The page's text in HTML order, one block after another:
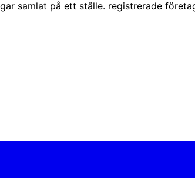
samlat på ett ställe. registrerade